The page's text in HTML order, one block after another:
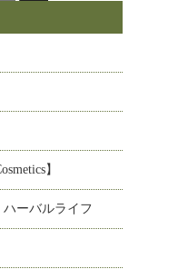
】
ーバルライフ